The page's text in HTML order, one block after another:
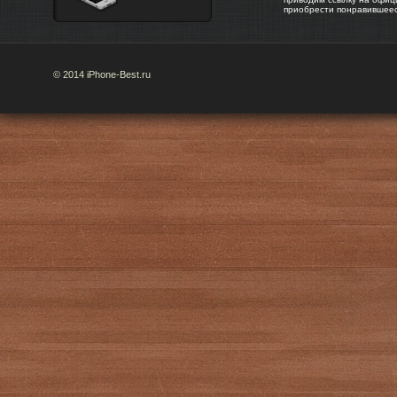
приобрести
© 2014 iPhone-Best.ru